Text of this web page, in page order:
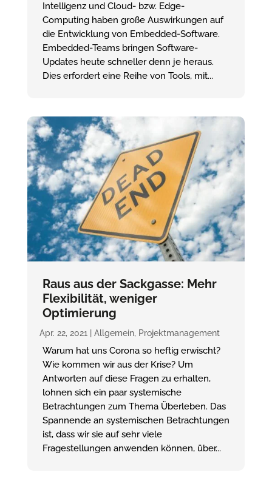
Intelligenz und Cloud- bzw. Edge-
Computing haben große Auswirkungen auf
die Entwicklung von Embedded-Software.
Embedded-Teams bringen Software-
Updates heute schneller denn je heraus.
Dies erfordert eine Reihe von Tools, mit...
Raus aus der Sackgasse: Mehr
Flexibilität, weniger
Optimierung
Apr. 22, 2021 Allgemein, Projektmanagement
Warum hat uns Corona so heftig erwischt?
Wie kommen wir aus der Krise? Um
Antworten auf diese Fragen zu erhalten,
lohnen sich ein paar systemische
Betrachtungen zum Thema Überleben. Das
Spannende an systemischen Betrachtungen
ist, dass wir sie auf sehr viele
Fragestellungen anwenden können, über...